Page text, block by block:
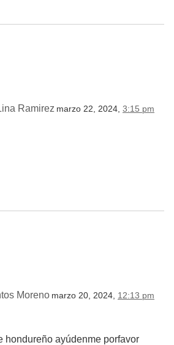
Ramirez marzo 22, 2024, 3:15 pm
Moreno marzo 20, 2024, 12:13 pm
hondureño ayúdenme porfavor